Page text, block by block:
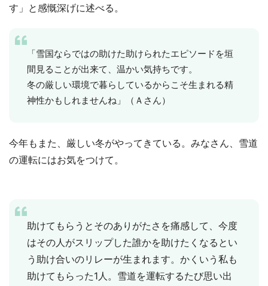
す」と感慨深げに述べる。
「雪国ならではの助けた助けられたエピソードを垣
間見ることが出来て、温かい気持ちです。
冬の厳しい環境で暮らしているからこそ生まれる精
神性かもしれませんね」（Ａさん）
今年もまた、厳しい冬がやってきている。みなさん、雪道
の運転にはお気をつけて。
助けてもらうとそのありがたさを痛感して、今度
はその人がスリップした誰かを助けたくなるとい
う助け合いのリレーが生まれます。かくいう私も
助けてもらった1人。雪道を運転するたび思い出